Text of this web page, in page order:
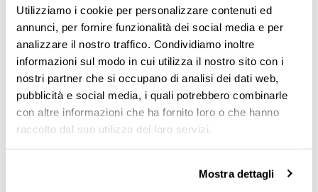
Utilizziamo i cookie per personalizzare contenuti ed
annunci, per fornire funzionalità dei social media e per
analizzare il nostro traffico. Condividiamo inoltre
informazioni sul modo in cui utilizza il nostro sito con i
nostri partner che si occupano di analisi dei dati web,
pubblicità e social media, i quali potrebbero combinarle
con altre informazioni che ha fornito loro o che hanno
raccolto dal suo utilizzo dei loro servizi.
Mostra dettagli
di collaborare con noi nei nostri principali
ambiti d’azione:
editoria, eventi, consulenza e tecnologia
Agenda
16:30 – 17:00 | Accrediti e accoglienza
17:00 – 18:30 | Presentazione del palinsesto